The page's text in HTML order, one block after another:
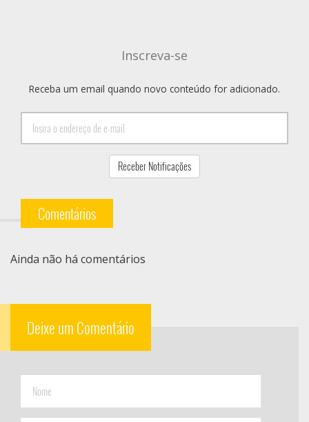
Inscreva-se
Receba um email quando novo conteúdo for adicionado.
Comentários
Ainda não há comentários
Deixe um Comentário